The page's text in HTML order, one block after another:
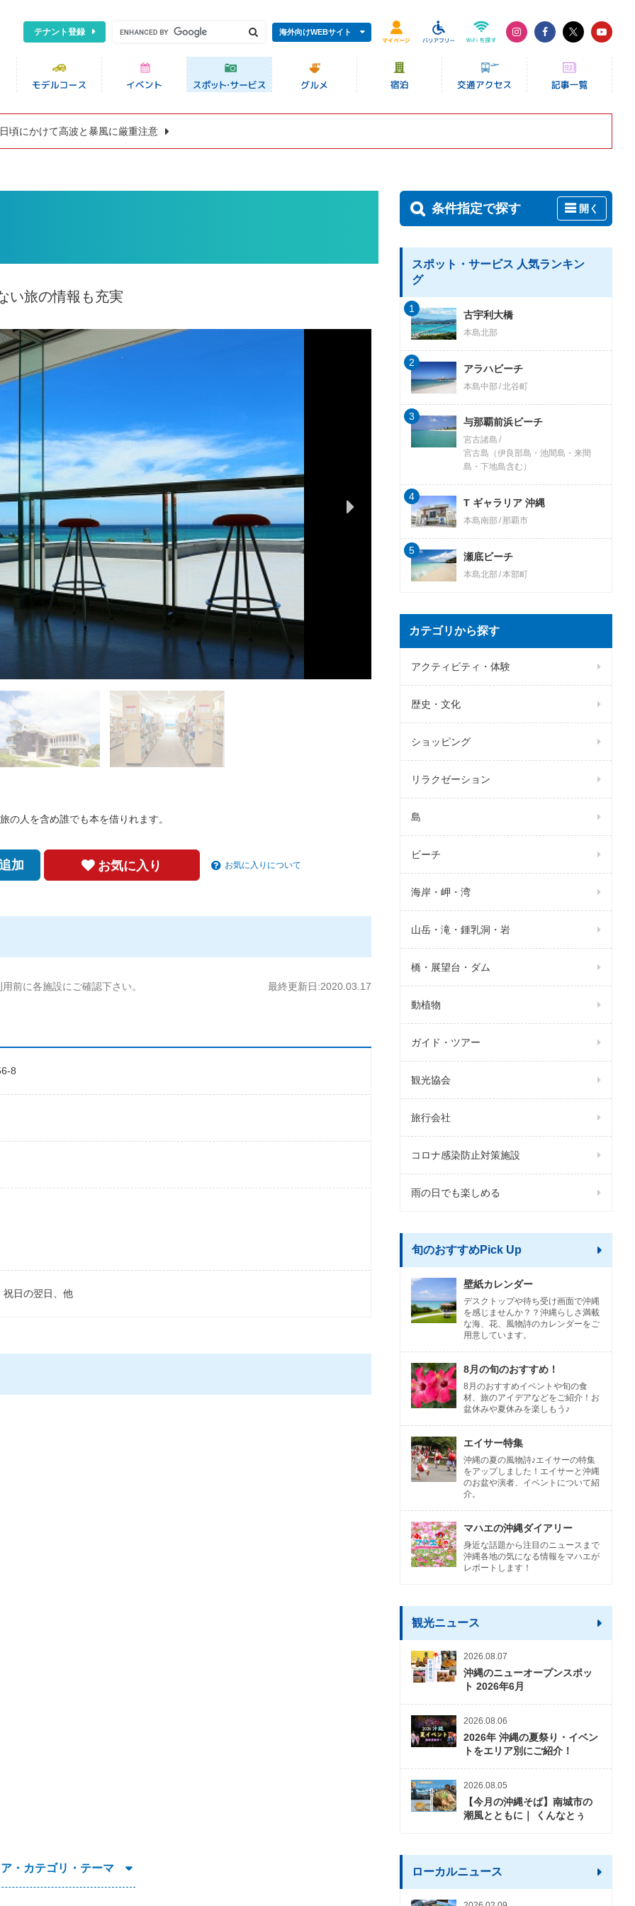
テナント登録 海外向けWEBサイト
頃にかけて高波と暴風に厳重注意
い旅の情報も充実
の人を含め誰でも本を借りれます。
加 お気に入り お気に入りについて
前に各施設にご確認下さい。 最終更新日:2020.03.17
8
祝日の翌日、他
・カテゴリ・テーマ
条件指定で探す 開く
スポット・サービス 人気ランキン
グ
古宇利大橋
本島北部
1
アラハビーチ
本島中部 北谷町
2
与那覇前浜ビーチ
宮古諸島
宮古島（伊良部島・池間島・来間
島・下地島含む）
3
T ギャラリア 沖縄
本島南部 那覇市
4
瀬底ビーチ
本島北部 本部町
5
カテゴリから探す
アクティビティ・体験
歴史・文化
ショッピング
リラクゼーション
島
ビーチ
海岸・岬・湾
山岳・滝・鍾乳洞・岩
橋・展望台・ダム
動植物
ガイド・ツアー
観光協会
旅行会社
コロナ感染防止対策施設
雨の日でも楽しめる
旬のおすすめPick Up
壁紙カレンダー
デスクトップや待ち受け画面で沖縄
を感じませんか？？沖縄らしさ満載
な海、花、風物詩のカレンダーをご
用意しています。
8月の旬のおすすめ！
8月のおすすめイベントや旬の食
材、旅のアイデアなどをご紹介！お
盆休みや夏休みを楽しもう♪
エイサー特集
沖縄の夏の風物詩♪エイサーの特集
をアップしました！エイサーと沖縄
のお盆や演者、イベントについて紹
介。
マハエの沖縄ダイアリー
身近な話題から注目のニュースまで
沖縄各地の気になる情報をマハエが
レポートします！
観光ニュース
2026.08.07
沖縄のニューオープンスポッ
ト 2026年6月
2026.08.06
2026年 沖縄の夏祭り・イベン
トをエリア別にご紹介！
2026.08.05
【今月の沖縄そば】南城市の
潮風とともに｜ くんなとぅ
ローカルニュース